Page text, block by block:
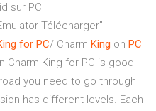
sur PC
Télécharger”
for PC/ Charm King on PC
Charm King for PC is good
you need to go through
has different levels. Each